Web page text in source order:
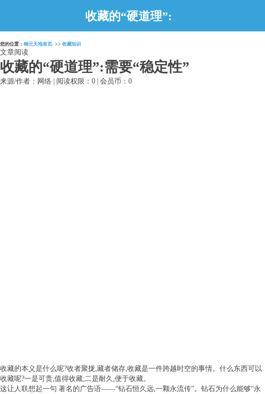
收藏的“硬道理”:
需要“稳定性”
您的位置： 铜元天地首页- >> 收藏知识
文章阅读
收藏的“硬道理”:需要“稳定性”
来源/作者：网络 | 阅读权限：0 | 会员币：0
收藏的本义是什么呢?收者聚拢,藏者储存,收藏是一件跨越时空的事情。什么东西可以
收藏呢?一是可贵,值得收藏;二是耐久,便于收藏。
这让人联想起一句 著名的广告语——“钻石恒久远,一颗永流传”。钻石为什么能够“永